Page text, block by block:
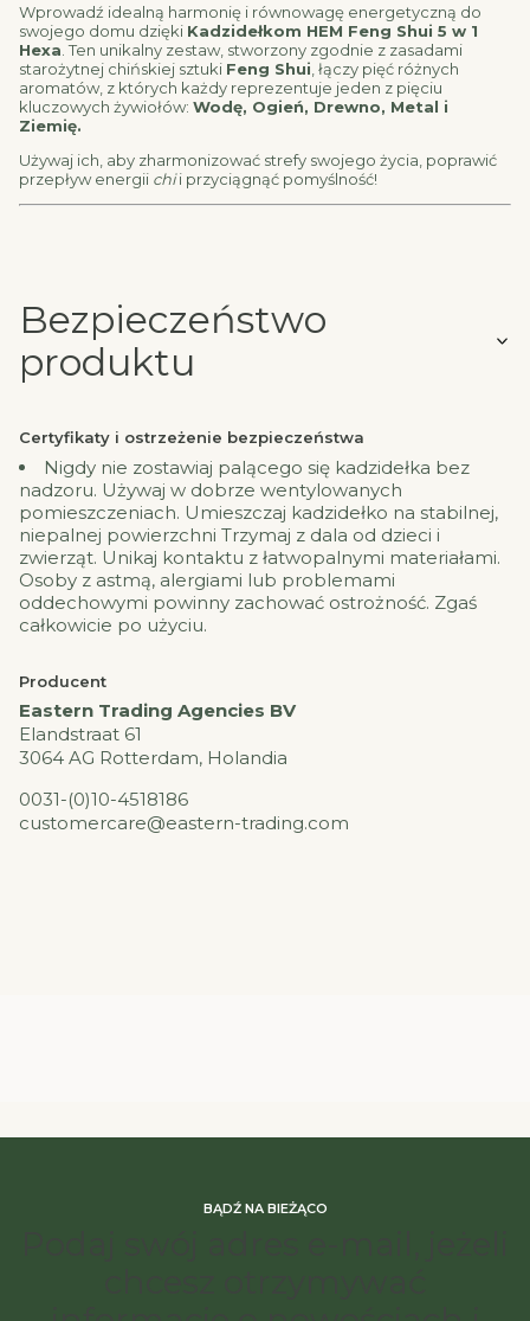
Wprowadź idealną harmonię i równowagę energetyczną do
swojego domu dzięki Kadzidełkom HEM Feng Shui 5 w 1
Hexa . Ten unikalny zestaw, stworzony zgodnie z zasadami
starożytnej chińskiej sztuki Feng Shui , łączy pięć różnych
aromatów, z których każdy reprezentuje jeden z pięciu
kluczowych żywiołów: Wodę, Ogień, Drewno, Metal i
Ziemię.
Używaj ich, aby zharmonizować strefy swojego życia, poprawić
przepływ energii chii przyciągnąć pomyślność!
Bezpieczeństwo
produktu
Certyfikaty i ostrzeżenie bezpieczeństwa
Nigdy nie zostawiaj palącego się kadzidełka bez
nadzoru. Używaj w dobrze wentylowanych
pomieszczeniach. Umieszczaj kadzidełko na stabilnej,
niepalnej powierzchni Trzymaj z dala od dzieci i
zwierząt. Unikaj kontaktu z łatwopalnymi materiałami.
Osoby z astmą, alergiami lub problemami
oddechowymi powinny zachować ostrożność. Zgaś
całkowicie po użyciu.
Producent
Eastern Trading Agencies BV
Elandstraat 61
3064 AG Rotterdam, Holandia
0031-(0)10-4518186
customercare@eastern-trading.com
BĄDŹ NA BIEŻĄCO